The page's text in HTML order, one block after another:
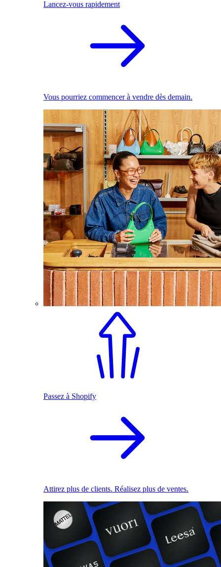
Lancez-vous rapidement
Vous pourriez commencer à vendre dès demain.
Passez à Shopify
Attirez plus de clients. Réalisez plus de ventes.